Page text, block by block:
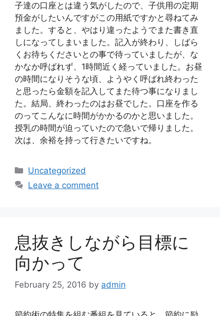
子達の口座とは違う気がしたので、子供用の定期
預金がしたいんですがこの用紙ですかと尋ねてみ
ました。すると、やはり違ったようでまた書き直
しになってしまいました。記入が終わり、しばら
くお待ちくださいとの事で待っていましたが、な
かなか呼ばれず、1時間近く経っていました。お昼
の時間になりそうな頃、ようやく呼ばれ終わった
と思ったら金額を記入してまた待つ事になりまし
た。結局、終わったのはお昼でした。口座を作る
のってこんなに時間がかかるのかと思いました。
授乳の時間が迫っていたので急いで帰りました。
次は、余裕を持って行きたいですね。
Categories
Uncategorized
Leave a comment
息抜きしながら目標に
向かって
February 25, 2016 by admin